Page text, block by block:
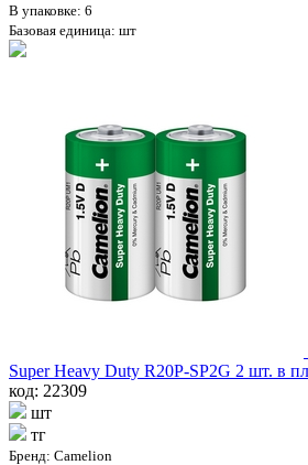
В упаковке: 6
Базовая единица: шт
Super Heavy Duty R20P-SP2G 2 шт. в
код: 22309
шт
тг
Бренд: Camelion